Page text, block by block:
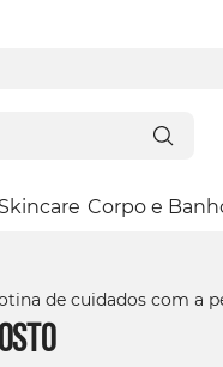
Skincare Corpo e